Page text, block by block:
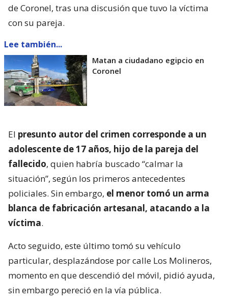
de Coronel, tras una discusión que tuvo la víctima
con su pareja.
Lee también...
Matan a ciudadano egipcio en
Coronel
El presunto autor del crimen corresponde a un
adolescente de 17 años, hijo de la pareja del
fallecido, quien habría buscado “calmar la
situación”, según los primeros antecedentes
policiales. Sin embargo, el menor tomó un arma
blanca de fabricación artesanal, atacando a la
víctima.
Acto seguido, este último tomó su vehículo
particular, desplazándose por calle Los Molineros,
momento en que descendió del móvil, pidió ayuda,
sin embargo pereció en la vía pública.